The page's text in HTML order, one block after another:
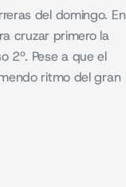
del domingo. En
cruzar primero la
2º. Pese a que el
ritmo del gran